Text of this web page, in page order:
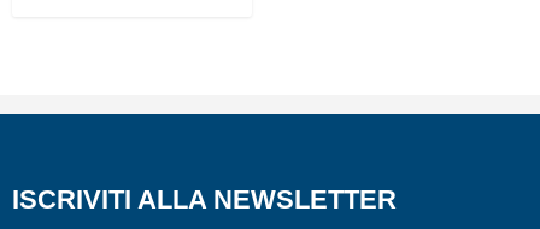
ISCRIVITI ALLA NEWSLETTER